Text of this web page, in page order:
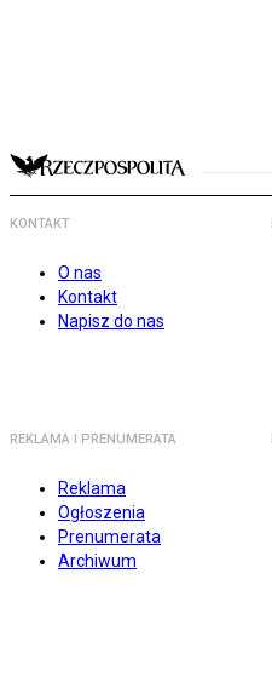
KONTAKT
O nas
Kontakt
Napisz do nas
REKLAMA I PRENUMERATA
Reklama
Ogłoszenia
Prenumerata
Archiwum